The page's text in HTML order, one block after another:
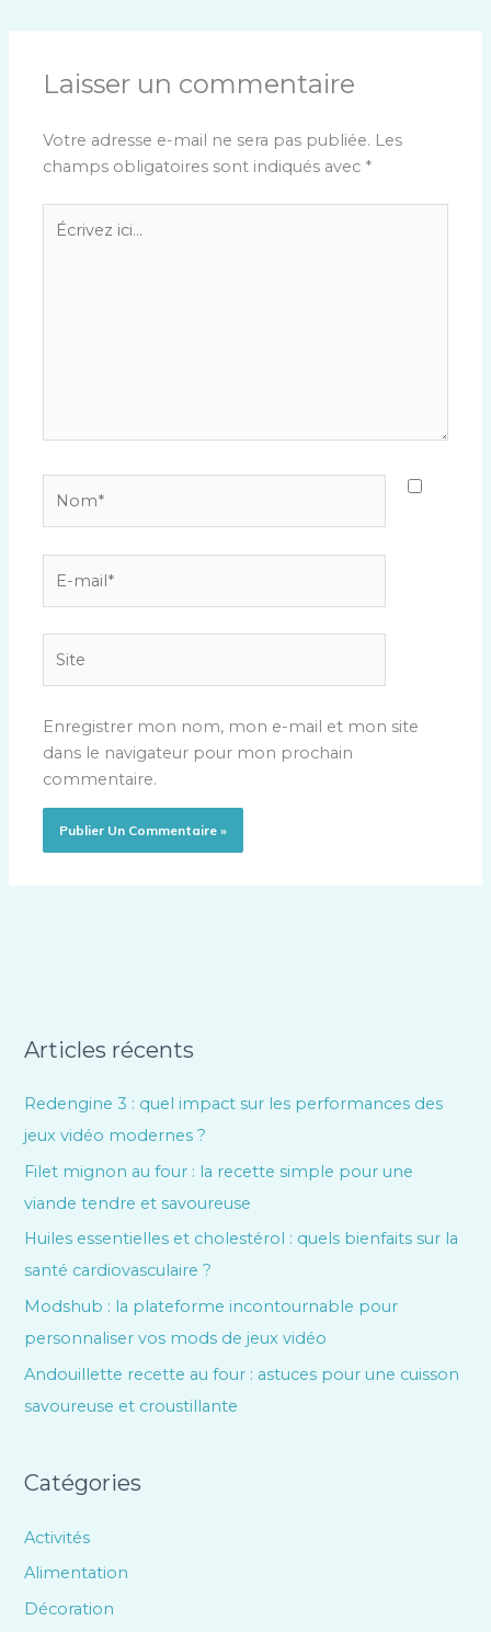
Laisser un commentaire
Votre adresse e-mail ne sera pas publiée. Les
champs obligatoires sont indiqués avec *
Écrivez
ici…
mail*
Enregistrer mon nom, mon e-mail et mon site
dans le navigateur pour mon prochain
commentaire.
Articles récents
Redengine 3 : quel impact sur les performances des
jeux vidéo modernes ?
Filet mignon au four : la recette simple pour une
viande tendre et savoureuse
Huiles essentielles et cholestérol : quels bienfaits sur la
santé cardiovasculaire ?
Modshub : la plateforme incontournable pour
personnaliser vos mods de jeux vidéo
Andouillette recette au four : astuces pour une cuisson
savoureuse et croustillante
Catégories
Activités
Alimentation
Décoration